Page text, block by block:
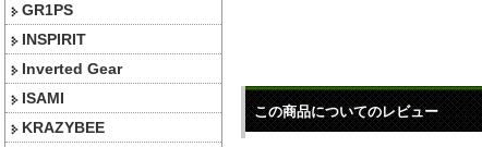
GR1PS
INSPIRIT
Inverted Gear
ISAMI
KRAZYBEE
この商品についてのレビュー